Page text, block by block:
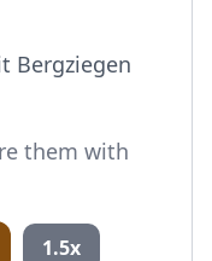
Bergziegen
them with
1.5x